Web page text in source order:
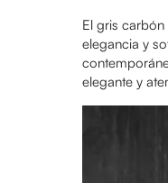
El gris
elegancia y
elegante y